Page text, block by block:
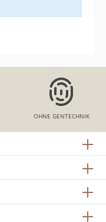
OHNE GENTECHNIK